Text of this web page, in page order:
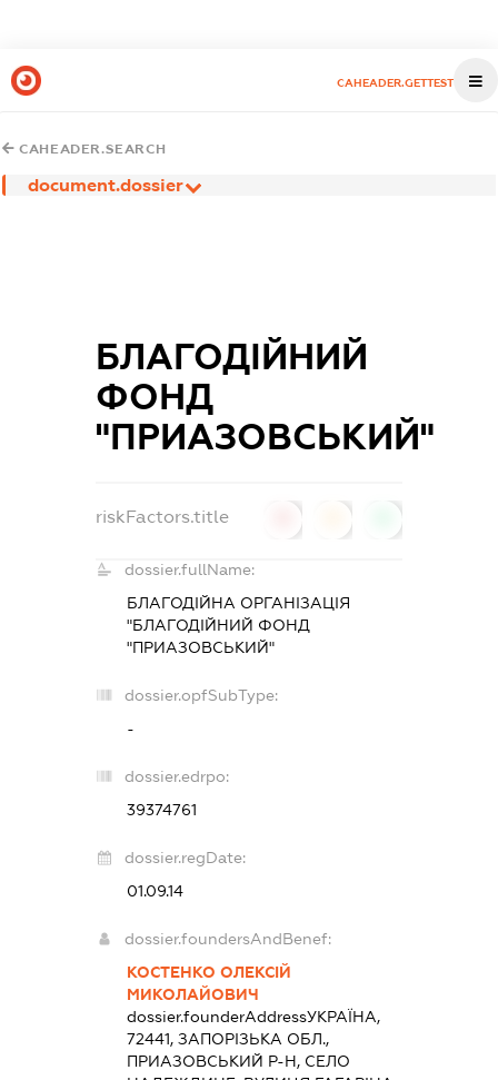
CAHEADER.GETTEST
CAHEADER.SEARCH
document.dossier
БЛАГОДІЙНИЙ
ФОНД
"ПРИАЗОВСЬКИЙ"
riskFactors.title
dossier.fullName:
БЛАГОДІЙНА ОРГАНІЗАЦІЯ
"БЛАГОДІЙНИЙ ФОНД
"ПРИАЗОВСЬКИЙ"
dossier.opfSubType:
-
dossier.edrpo:
39374761
dossier.regDate:
01.09.14
dossier.foundersAndBenef:
КОСТЕНКО ОЛЕКСІЙ
МИКОЛАЙОВИЧ
dossier.founderAddressУКРАЇНА,
72441, ЗАПОРІЗЬКА ОБЛ.,
ПРИАЗОВСЬКИЙ Р-Н, СЕЛО